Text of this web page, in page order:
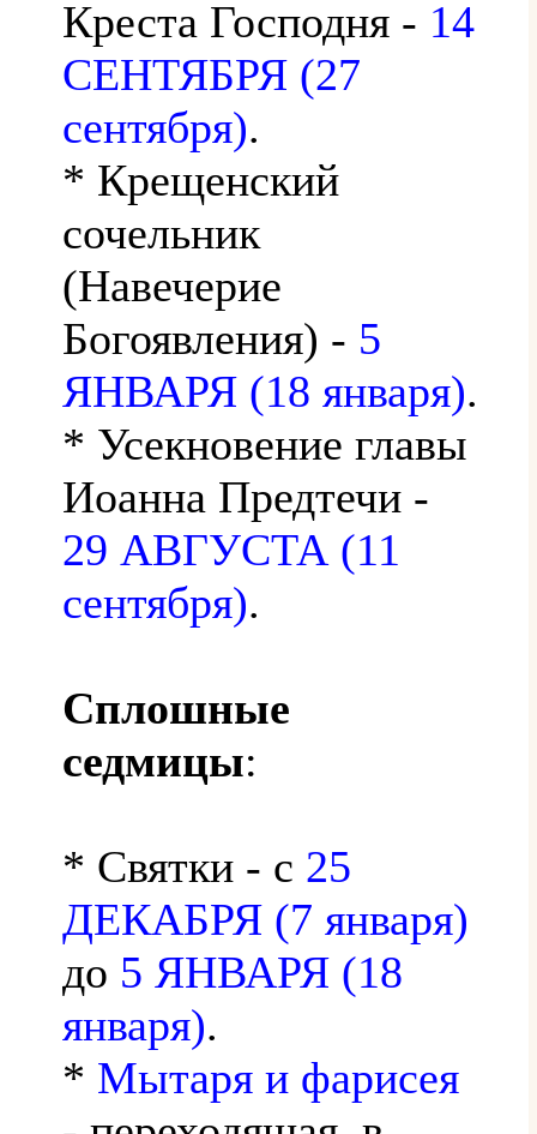
Креста Господня - 14
СЕНТЯБРЯ (27
сентября).
* Крещенский
сочельник
(Навечерие
Богоявления) - 5
ЯНВАРЯ (18 января).
* Усекновение главы
Иоанна Предтечи -
29 АВГУСТА (11
сентября).
Сплошные
седмицы:
* Святки - с 25
ДЕКАБРЯ (7 января)
до 5 ЯНВАРЯ (18
января).
* Мытаря и фарисея